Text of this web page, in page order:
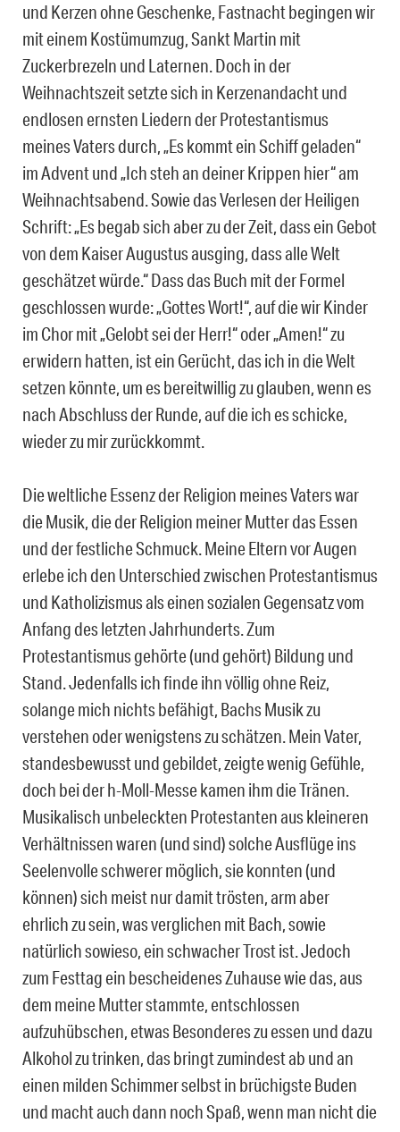
und Kerzen ohne Geschenke, Fastnacht begingen wir
mit einem Kostümumzug, Sankt Martin mit
Zuckerbrezeln und Laternen. Doch in der
Weihnachtszeit setzte sich in Kerzenandacht und
endlosen ernsten Liedern der Protestantismus
meines Vaters durch, „Es kommt ein Schiff geladen“
im Advent und „Ich steh an deiner Krippen hier“ am
Weihnachtsabend. Sowie das Verlesen der Heiligen
Schrift: „Es begab sich aber zu der Zeit, dass ein Gebot
von dem Kaiser Augustus ausging, dass alle Welt
geschätzet würde.“ Dass das Buch mit der Formel
geschlossen wurde: „Gottes Wort!“, auf die wir Kinder
im Chor mit „Gelobt sei der Herr!“ oder „Amen!“ zu
erwidern hatten, ist ein Gerücht, das ich in die Welt
setzen könnte, um es bereitwillig zu glauben, wenn es
nach Abschluss der Runde, auf die ich es schicke,
wieder zu mir zurückkommt.
Die weltliche Essenz der Religion meines Vaters war
die Musik, die der Religion meiner Mutter das Essen
und der festliche Schmuck. Meine Eltern vor Augen
erlebe ich den Unterschied zwischen Protestantismus
und Katholizismus als einen sozialen Gegensatz vom
Anfang des letzten Jahrhunderts. Zum
Protestantismus gehörte (und gehört) Bildung und
Stand. Jedenfalls ich finde ihn völlig ohne Reiz,
solange mich nichts befähigt, Bachs Musik zu
verstehen oder wenigstens zu schätzen. Mein Vater,
standesbewusst und gebildet, zeigte wenig Gefühle,
doch bei der h-Moll-Messe kamen ihm die Tränen.
Musikalisch unbeleckten Protestanten aus kleineren
Verhältnissen waren (und sind) solche Ausflüge ins
Seelenvolle schwerer möglich, sie konnten (und
können) sich meist nur damit trösten, arm aber
ehrlich zu sein, was verglichen mit Bach, sowie
natürlich sowieso, ein schwacher Trost ist. Jedoch
zum Festtag ein bescheidenes Zuhause wie das, aus
dem meine Mutter stammte, entschlossen
aufzuhübschen, etwas Besonderes zu essen und dazu
Alkohol zu trinken, das bringt zumindest ab und an
einen milden Schimmer selbst in brüchigste Buden
und macht auch dann noch Spaß, wenn man nicht die